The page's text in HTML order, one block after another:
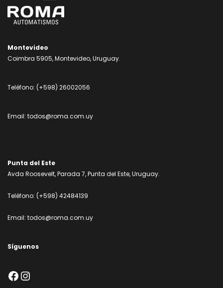
Montevideo
Coimbra 5905, Montevideo, Uruguay.
Teléfono: (+598) 26002056
Email: todos@roma.com.uy
Punta del Este
Avda Roosevelt, Parada 7, Punta del Este, Uruguay.
Teléfono: (+598) 42484139
Email: todos@roma.com.uy
Síguenos
Facebook
Instagram